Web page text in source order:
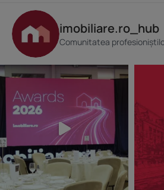
imobiliare.ro_hub
Comunitatea